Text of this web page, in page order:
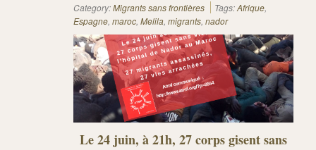
Category:Migrants sans frontières Tags:Afrique,
Espagne, maroc, Melila, migrants, nador
Le 24 juin, à 21h, 27 corps gisent sans